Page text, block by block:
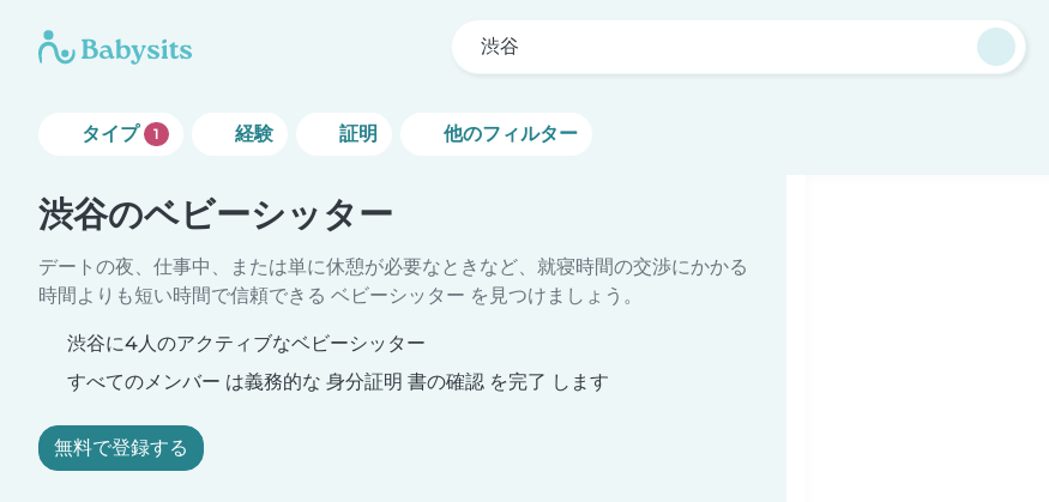
渋谷
タイプ 1 経験 証明 他のフィルター
渋谷のベビーシッター
デートの夜、仕事中、または単に休憩が必要なときなど、就寝時間の交渉にかかる
時間よりも短い時間で信頼できる ベビーシッター を見つけましょう。
渋谷に4人のアクティブなベビーシッター
すべてのメンバー は義務的な 身分証明 書の確認 を完了 します
無料で登録する